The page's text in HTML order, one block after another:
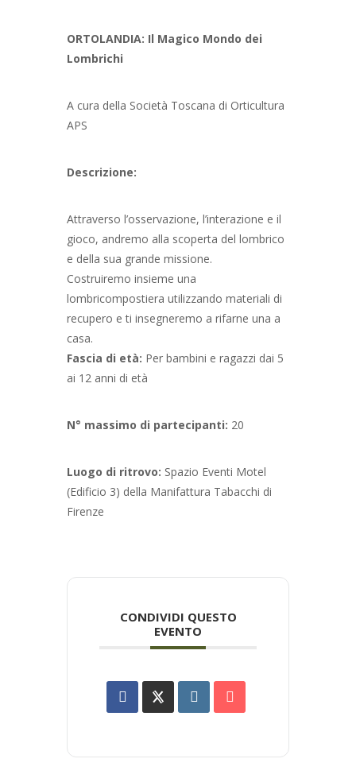
ORTOLANDIA: Il Magico Mondo dei
Lombrichi
A cura della Società Toscana di Orticultura
APS
Descrizione:
Attraverso l’osservazione, l’interazione e il
gioco, andremo alla scoperta del lombrico
e della sua grande missione.
Costruiremo insieme una
lombricompostiera utilizzando materiali di
recupero e ti insegneremo a rifarne una a
casa.
Fascia di età: Per bambini e ragazzi dai 5
ai 12 anni di età
N° massimo di partecipanti: 20
Luogo di ritrovo: Spazio Eventi Motel
(Edificio 3) della Manifattura Tabacchi di
Firenze
CONDIVIDI QUESTO
EVENTO